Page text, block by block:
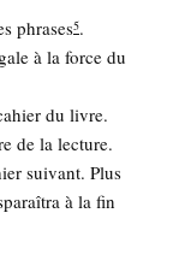
phrases5.
à la force du
du livre.
de la lec­ture.
sui­vant. Plus
à la fin